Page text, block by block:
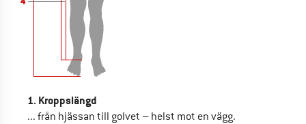
1. Kroppslängd
... från hjässan till golvet – helst mot en vägg.